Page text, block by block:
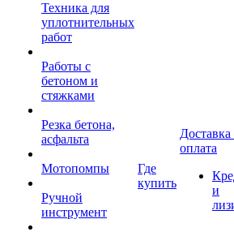
Техника для
уплотнительных
работ
Работы с
бетоном и
стяжками
Резка бетона,
асфальта
Мотопомпы
Ручной
инструмент
Где
купить
Доставка
оплата
и